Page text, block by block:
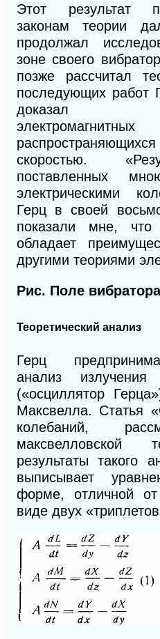
Этот результат
законам теории
продолжал
зоне своего
позже рассчитал
последующих работ
доказал
скоростью.
поставленных
электрическими
Герц всвоей
показали мне, что
обладает
другими теориями
Рис. Поле
Теоретический анализ
Герц
анализ излучения
(«осциллятор
Максвелла. Статья
колебаний,
максвелловской
результаты такого
выписывает
форме, отличной
виде двух